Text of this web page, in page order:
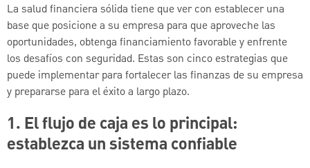
La salud financiera sólida tiene que ver con establecer una
base que posicione a su empresa para que aproveche las
oportunidades, obtenga financiamiento favorable y enfrente
los desafíos con seguridad. Estas son cinco estrategias que
puede implementar para fortalecer las finanzas de su empresa
y prepararse para el éxito a largo plazo.
1. El flujo de caja es lo principal:
establezca un sistema confiable